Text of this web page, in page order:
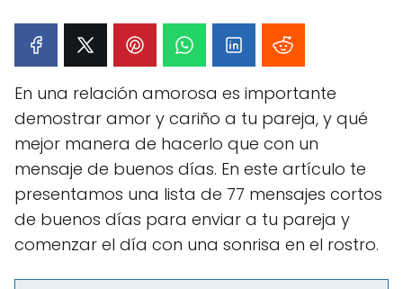
En una relación amorosa es importante
demostrar amor y cariño a tu pareja, y qué
mejor manera de hacerlo que con un
mensaje de buenos días. En este artículo te
presentamos una lista de 77 mensajes cortos
de buenos días para enviar a tu pareja y
comenzar el día con una sonrisa en el rostro.